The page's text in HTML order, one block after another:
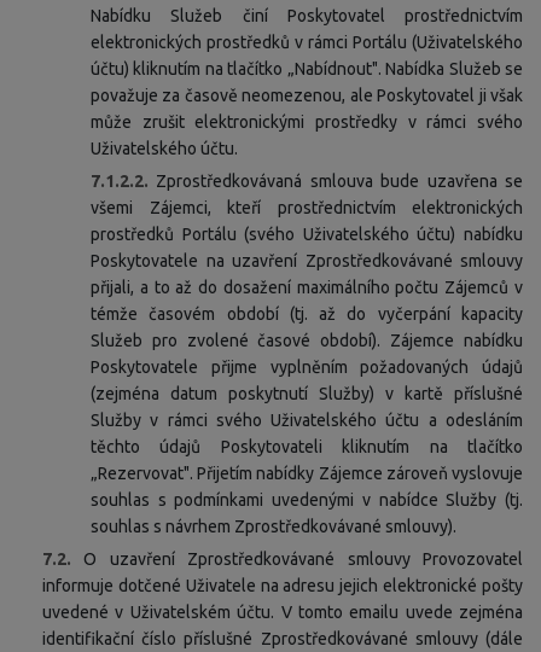
Nabídku Služeb činí Poskytovatel prostřednictvím
elektronických prostředků v rámci Portálu (Uživatelského
účtu) kliknutím na tlačítko „Nabídnout". Nabídka Služeb se
považuje za časově neomezenou, ale Poskytovatel ji však
může zrušit elektronickými prostředky v rámci svého
Uživatelského účtu.
7.1.2.2. Zprostředkovávaná smlouva bude uzavřena se
všemi Zájemci, kteří prostřednictvím elektronických
prostředků Portálu (svého Uživatelského účtu) nabídku
Poskytovatele na uzavření Zprostředkovávané smlouvy
přijali, a to až do dosažení maximálního počtu Zájemců v
témže časovém období (tj. až do vyčerpání kapacity
Služeb pro zvolené časové období). Zájemce nabídku
Poskytovatele přijme vyplněním požadovaných údajů
(zejména datum poskytnutí Služby) v kartě příslušné
Služby v rámci svého Uživatelského účtu a odesláním
těchto údajů Poskytovateli kliknutím na tlačítko
„Rezervovat". Přijetím nabídky Zájemce zároveň vyslovuje
souhlas s podmínkami uvedenými v nabídce Služby (tj.
souhlas s návrhem Zprostředkovávané smlouvy).
7.2. O uzavření Zprostředkovávané smlouvy Provozovatel
informuje dotčené Uživatele na adresu jejich elektronické pošty
uvedené v Uživatelském účtu. V tomto emailu uvede zejména
identifikační číslo příslušné Zprostředkovávané smlouvy (dále